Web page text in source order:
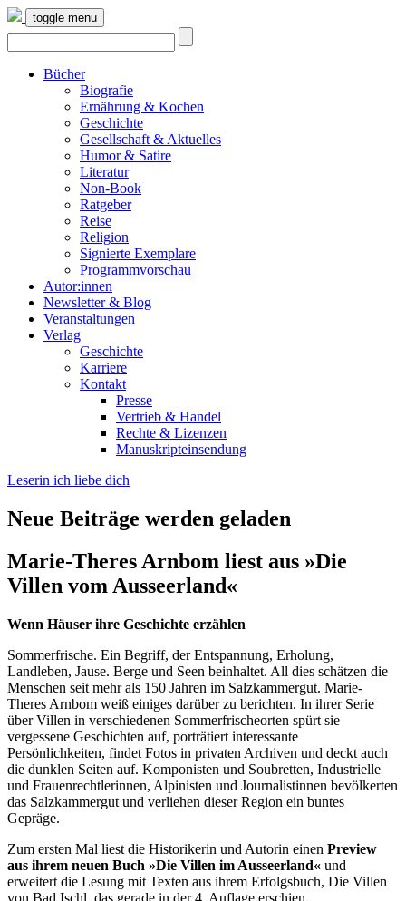
toggle menu
Bücher
Biografie
Ernährung & Kochen
Geschichte
Gesellschaft & Aktuelles
Humor & Satire
Literatur
Non-Book
Ratgeber
Reise
Religion
Signierte Exemplare
Programmvorschau
Autor:innen
Newsletter & Blog
Veranstaltungen
Verlag
Geschichte
Karriere
Kontakt
Presse
Vertrieb & Handel
Rechte & Lizenzen
Manuskripteinsendung
Leserin ich liebe dich
Neue Beiträge werden geladen
Marie-Theres Arnbom liest aus »Die
Villen vom Ausseerland«
Wenn Häuser ihre Geschichte erzählen
Sommerfrische. Ein Begriff, der Entspannung, Erholung,
Landleben, Jause. Berge und Seen beinhaltet. All dies schätzen die
Menschen seit mehr als 150 Jahren im Salzkammergut. Marie-
Theres Arnbom weiß einiges darüber zu berichten. In ihrer Serie
über Villen in verschiedenen Sommerfrischeorten spürt sie
vergessene Geschichten auf, porträtiert interessante
Persönlichkeiten, findet Fotos in privaten Archiven und deckt auch
die dunklen Seiten auf. Komponisten und Soubretten, Industrielle
und Frauenrechtlerinnen, Alpinisten und Journalistinnen bevölkerten
das Salzkammergut und verliehen dieser Region ein buntes
Gepräge.
Zum ersten Mal liest die Historikerin und Autorin einen Preview
aus ihrem neuen Buch »Die Villen im Ausseerland« und
erweitert die Lesung mit Texten aus ihrem Erfolgsbuch, Die Villen
von Bad Ischl, das gerade in der 4. Auflage erschien.